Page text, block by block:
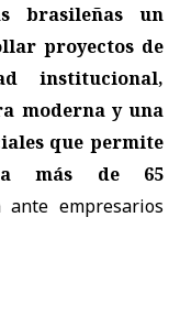
brasileñas un
proyectos de
institucional,
moderna y una
que permite
a más de 65
ante empresarios